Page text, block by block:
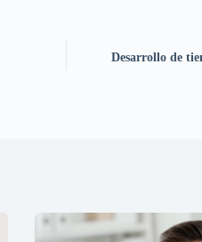
Desarrollo de